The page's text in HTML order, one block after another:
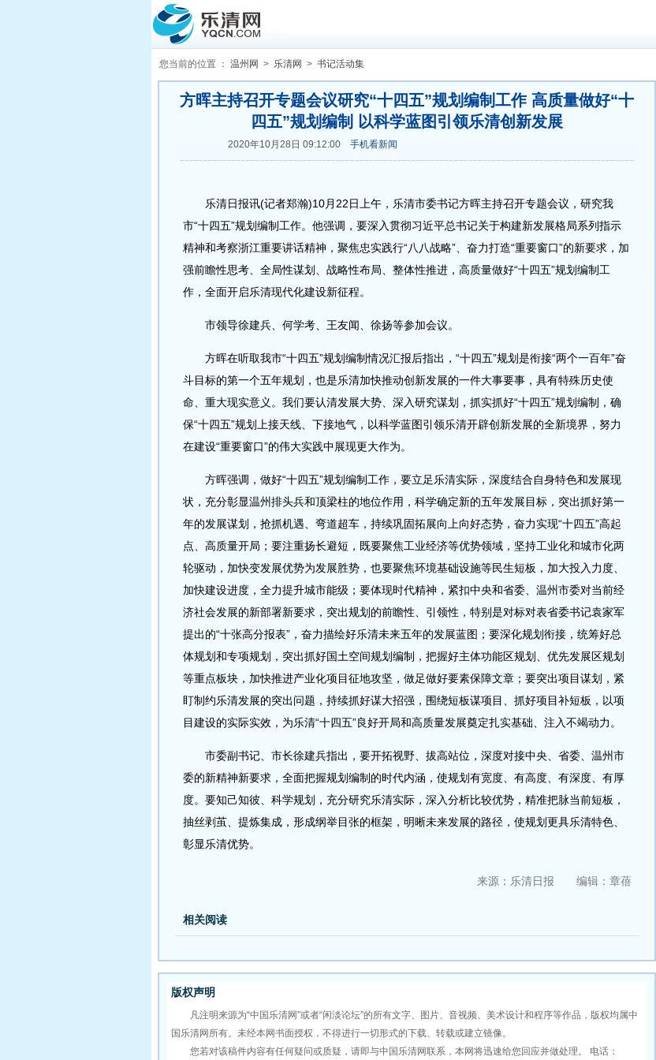
您当前的位置 ： 温州网 > 乐清网 > 书记活动集
方晖主持召开专题会议研究“十四五”规划编制工作 高质量做好“十
四五”规划编制 以科学蓝图引领乐清创新发展
2020年10月28日 09:12:00 手机看新闻
乐清日报讯(记者郑瀚)10月22日上午，乐清市委书记方晖主持召开专题会议，研究我
市“十四五”规划编制工作。他强调，要深入贯彻习近平总书记关于构建新发展格局系列指示
精神和考察浙江重要讲话精神，聚焦忠实践行“八八战略”、奋力打造“重要窗口”的新要求，加
强前瞻性思考、全局性谋划、战略性布局、整体性推进，高质量做好“十四五”规划编制工
作，全面开启乐清现代化建设新征程。
市领导徐建兵、何学考、王友闻、徐扬等参加会议。
方晖在听取我市“十四五”规划编制情况汇报后指出，“十四五”规划是衔接“两个一百年”奋
斗目标的第一个五年规划，也是乐清加快推动创新发展的一件大事要事，具有特殊历史使
命、重大现实意义。我们要认清发展大势、深入研究谋划，抓实抓好“十四五”规划编制，确
保“十四五”规划上接天线、下接地气，以科学蓝图引领乐清开辟创新发展的全新境界，努力
在建设“重要窗口”的伟大实践中展现更大作为。
方晖强调，做好“十四五”规划编制工作，要立足乐清实际，深度结合自身特色和发展现
状，充分彰显温州排头兵和顶梁柱的地位作用，科学确定新的五年发展目标，突出抓好第一
年的发展谋划，抢抓机遇、弯道超车，持续巩固拓展向上向好态势，奋力实现“十四五”高起
点、高质量开局；要注重扬长避短，既要聚焦工业经济等优势领域，坚持工业化和城市化两
轮驱动，加快变发展优势为发展胜势，也要聚焦环境基础设施等民生短板，加大投入力度、
加快建设进度，全力提升城市能级；要体现时代精神，紧扣中央和省委、温州市委对当前经
济社会发展的新部署新要求，突出规划的前瞻性、引领性，特别是对标对表省委书记袁家军
提出的“十张高分报表”，奋力描绘好乐清未来五年的发展蓝图；要深化规划衔接，统筹好总
体规划和专项规划，突出抓好国土空间规划编制，把握好主体功能区规划、优先发展区规划
等重点板块，加快推进产业化项目征地攻坚，做足做好要素保障文章；要突出项目谋划，紧
盯制约乐清发展的突出问题，持续抓好谋大招强，围绕短板谋项目、抓好项目补短板，以项
目建设的实际实效，为乐清“十四五”良好开局和高质量发展奠定扎实基础、注入不竭动力。
市委副书记、市长徐建兵指出，要开拓视野、拔高站位，深度对接中央、省委、温州市
委的新精神新要求，全面把握规划编制的时代内涵，使规划有宽度、有高度、有深度、有厚
度。要知己知彼、科学规划，充分研究乐清实际，深入分析比较优势，精准把脉当前短板，
抽丝剥茧、提炼集成，形成纲举目张的框架，明晰未来发展的路径，使规划更具乐清特色、
彰显乐清优势。
来源：乐清日报 编辑：章蓓
相关阅读
版权声明
凡注明来源为“中国乐清网”或者“闲淡论坛”的所有文字、图片、音视频、美术设计和程序等作品，版权均属中
国乐清网所有。未经本网书面授权，不得进行一切形式的下载、转载或建立镜像。
您若对该稿件内容有任何疑问或质疑，请即与中国乐清网联系，本网将迅速给您回应并做处理。 电话：